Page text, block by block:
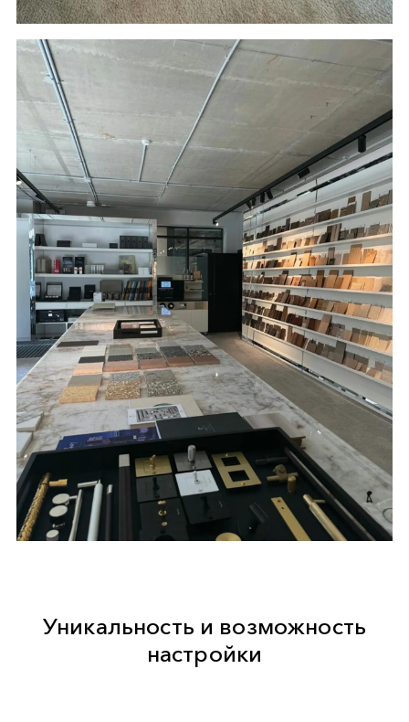
Уникальность и возможность
настройки